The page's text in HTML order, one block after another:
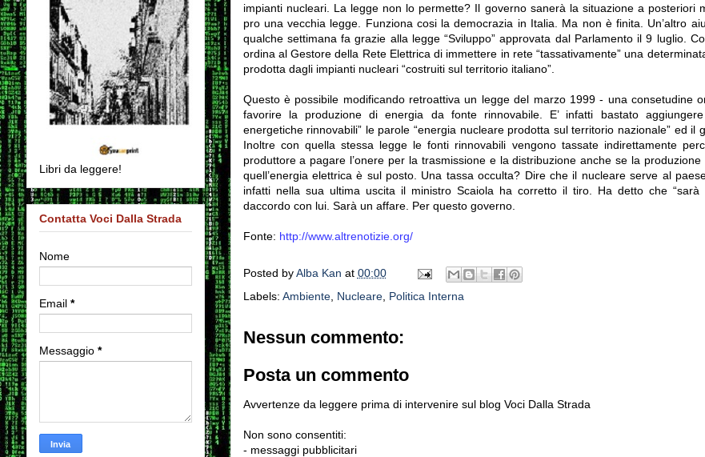
impianti nucleari. La legge non lo permette? Il governo sanerà la situazione a posteriori
pro una vecchia legge. Funziona cosi la democrazia in Italia. Ma non è finita. Un’altro
qualche settimana fa grazie alla legge “Sviluppo” approvata dal Parlamento il 9 luglio.
ordina al Gestore della Rete Elettrica di immettere in rete “tassativamente” una
prodotta dagli impianti nucleari “costruiti sul territorio italiano”.
Questo è possibile modificando retroattiva un legge del marzo 1999 - una consetudine
favorire la produzione di energia da fonte rinnovabile. E’ infatti bastato
energetiche rinnovabili” le parole “energia nucleare prodotta sul territorio nazionale” ed il
Inoltre con quella stessa legge le fonti rinnovabili vengono tassate indirettamente
produttore a pagare l’onere per la trasmissione e la distribuzione anche se la produzione
quell’energia elettrica è sul posto. Una tassa occulta? Dire che il nucleare serve al
infatti nella sua ultima uscita il ministro Scaiola ha corretto il tiro. Ha detto che “sarà
daccordo con lui. Sarà un affare. Per questo governo.
Fonte: http://www.altrenotizie.org/
Posted byAlba Kan at 00:00
Labels: Ambiente, Nucleare, Politica Interna
Nessun commento:
Posta un commento
Avvertenze da leggere prima di intervenire sul blog Voci Dalla Strada
Non sono consentiti:
- messaggi pubblicitari
Libri da leggere!
Contatta Voci Dalla Strada
Nome
Email *
Messaggio *